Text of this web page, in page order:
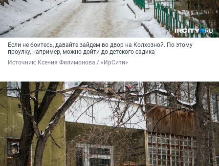
Если не боитесь, давайте зайдем во двор на Колхозной. По этому
проулку, например, можно дойти до детского садика
Источник: Ксения Филимонова / «ИрСити»